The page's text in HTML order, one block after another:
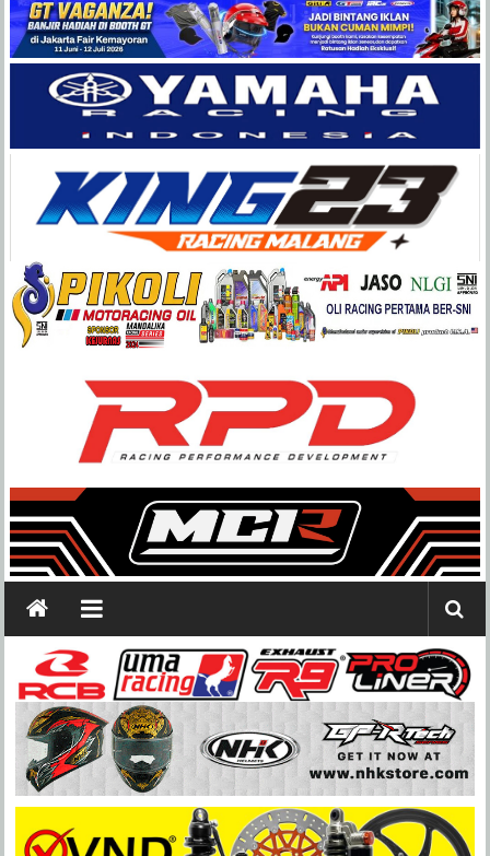
Balap
Paling
Lengkap